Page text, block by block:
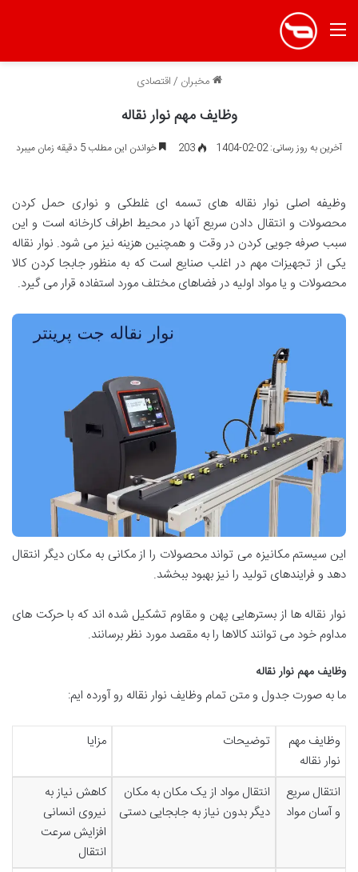
منو
مخبران /اقتصادی
وظایف مهم نوار نقاله
آخرین به روز رسانی: 02-02-1404 203 خواندن این مطلب 5 دقیقه زمان میبرد
وظیفه اصلی نوار نقاله های تسمه ای غلطکی و نواری حمل کردن
محصولات و انتقال دادن سریع آنها در محیط اطراف کارخانه است و این
سبب صرفه جویی کردن در وقت و همچنین هزینه نیز می شود. نوار نقاله
یکی از تجهیزات مهم در اغلب صنایع است که به منظور جابجا کردن کالا
محصولات و یا مواد اولیه در فضاهای مختلف مورد استفاده قرار می گیرد.
این سیستم مکانیزه می تواند محصولات را از مکانی به مکان دیگر انتقال
دهد و فرایندهای تولید را نیز بهبود ببخشد.
نوار نقاله ها از بسترهایی پهن و مقاوم تشکیل شده اند که با حرکت های
مداوم خود می توانند کالاها را به مقصد مورد نظر برسانند.
وظایف مهم نوار نقاله
ما به صورت جدول و متن تمام وظایف نوار نقاله رو آورده ایم:
وظایف مهم
نوار نقاله
توضیحات مزایا
انتقال سریع
و آسان مواد
انتقال مواد از یک مکان به مکان
دیگر بدون نیاز به جابجایی دستی
کاهش نیاز به
نیروی انسانی
افزایش سرعت
انتقال